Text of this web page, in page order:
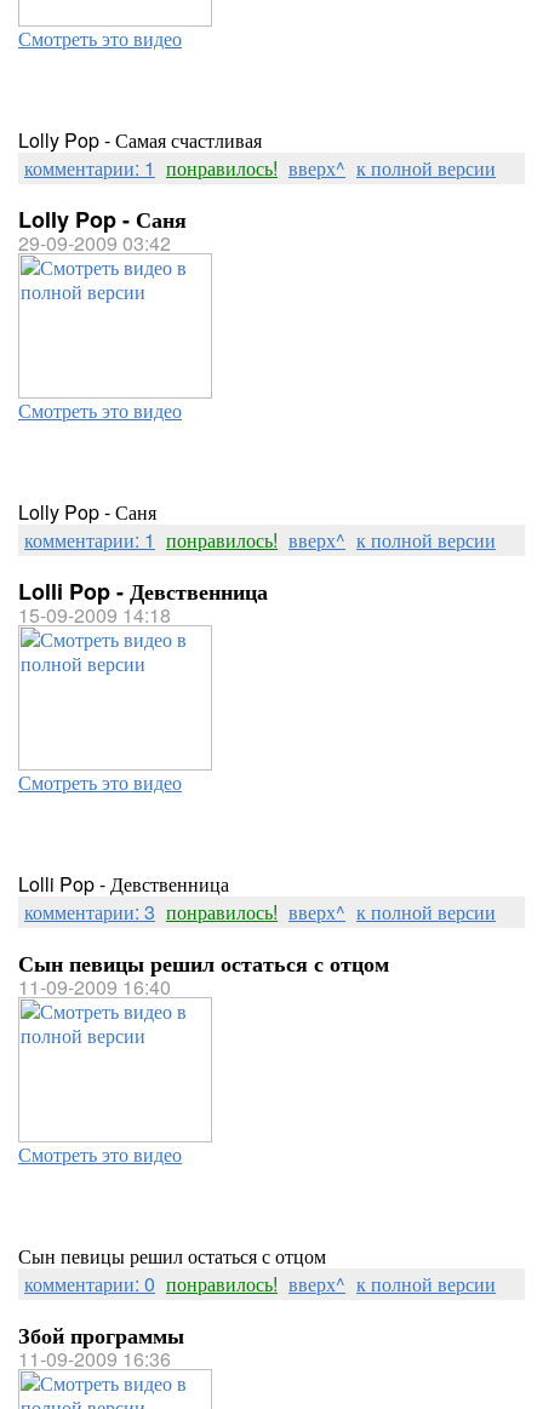
Смотреть это видео
Lolly Pop - Самая счастливая
комментарии: 1 понравилось! вверх^ к полной версии
Lolly Pop - Саня
29-09-2009 03:42
Смотреть это видео
Lolly Pop - Саня
комментарии: 1 понравилось! вверх^ к полной версии
Lolli Pop - Девственница
15-09-2009 14:18
Смотреть это видео
Lolli Pop - Девственница
комментарии: 3 понравилось! вверх^ к полной версии
Сын певицы решил остаться с отцом
11-09-2009 16:40
Смотреть это видео
Сын певицы решил остаться с отцом
комментарии: 0 понравилось! вверх^ к полной версии
Збой программы
11-09-2009 16:36